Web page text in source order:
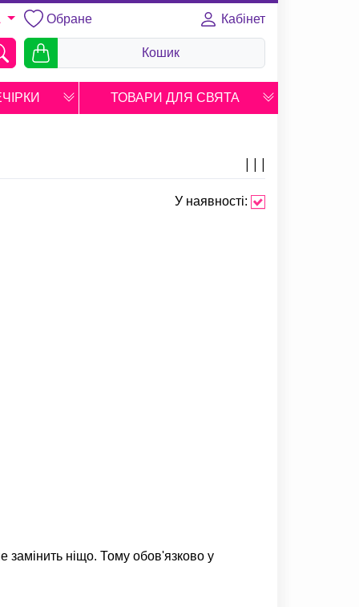
Обране
Кабінет
Кошик
ТОВАРИ ДЛЯ СВЯТА
У наявності:
замінить ніщо. Тому обов'язково у